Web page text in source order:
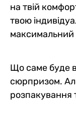
на твій
твою
максимальний
Що саме буде
сюрпризом.
розпакування